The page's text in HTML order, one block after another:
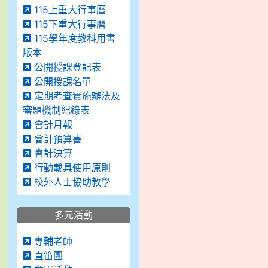
115上重大行事曆
115下重大行事曆
115學年度教科用書
版本
公開授課登記表
公開授課名單
定期考查實施辦法及
審題機制紀錄表
會計月報
會計預算書
會計決算
行動載具使用原則
校外人士協助教學
多元活動
專輔老師
直笛團